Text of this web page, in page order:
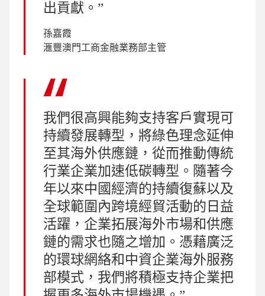
出貢獻。
孫嘉霞
滙豐澳門工商金融業務部主管
我們很高興能夠支持客戶實現可
持續發展轉型，將綠色理念延伸
至其海外供應鏈，從而推動傳統
行業企業加速低碳轉型。隨著今
年以來中國經濟的持續復蘇以及
全球範圍內跨境經貿活動的日益
活躍，企業拓展海外市場和供應
鏈的需求也隨之增加。憑藉廣泛
的環球網絡和中資企業海外服務
部模式，我們將積極支持企業把